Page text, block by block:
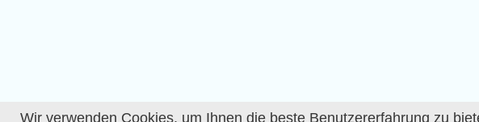
Wir verwenden Cookies, um Ihnen die beste Benutzererfahrung zu